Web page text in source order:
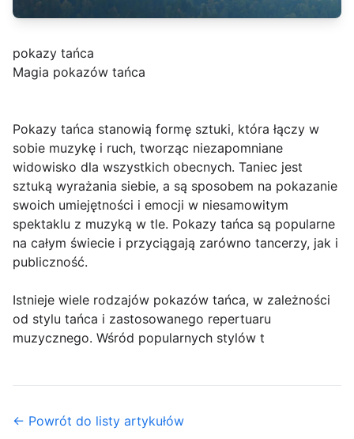
pokazy tańca
Magia pokazów tańca
Pokazy tańca stanowią formę sztuki, która łączy w
sobie muzykę i ruch, tworząc niezapomniane
widowisko dla wszystkich obecnych. Taniec jest
sztuką wyrażania siebie, a są sposobem na pokazanie
swoich umiejętności i emocji w niesamowitym
spektaklu z muzyką w tle. Pokazy tańca są popularne
na całym świecie i przyciągają zarówno tancerzy, jak i
publiczność.
Istnieje wiele rodzajów pokazów tańca, w zależności
od stylu tańca i zastosowanego repertuaru
muzycznego. Wśród popularnych stylów t
← Powrót do listy artykułów